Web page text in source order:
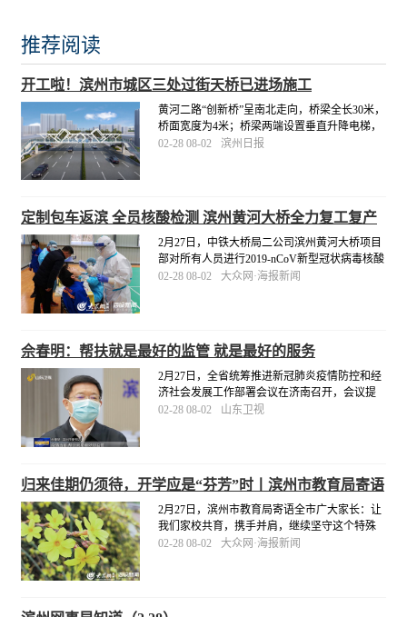
推荐阅读
开工啦！滨州市城区三处过街天桥已进场施工
黄河二路“创新桥”呈南北走向，桥梁全长30米，
桥面宽度为4米；桥梁两端设置垂直升降电梯，
人行梯道宽2.5米。市城管局将督促施工单位科
02-28 08-02 滨州日报
定制包车返滨 全员核酸检测 滨州黄河大桥全力复工复产
2月27日，中铁大桥局二公司滨州黄河大桥项目
部对所有人员进行2019-nCoV新型冠状病毒核酸
检测，严格落实疫情防控主体责任，为项目安
02-28 08-02 大众网·海报新闻
佘春明：帮扶就是最好的监管 就是最好的服务
2月27日，全省统筹推进新冠肺炎疫情防控和经
济社会发展工作部署会议在济南召开，会议提
出了统筹推进疫情防控和经济社会发展工作的
02-28 08-02 山东卫视
归来佳期仍须待，开学应是“芬芳”时丨滨州市教育局寄语
全市广大家长
2月27日，滨州市教育局寄语全市广大家长：让
我们家校共育，携手并肩，继续坚守这个特殊
的假期，继续关心关注孩子的健康、学习和成
02-28 08-02 大众网·海报新闻